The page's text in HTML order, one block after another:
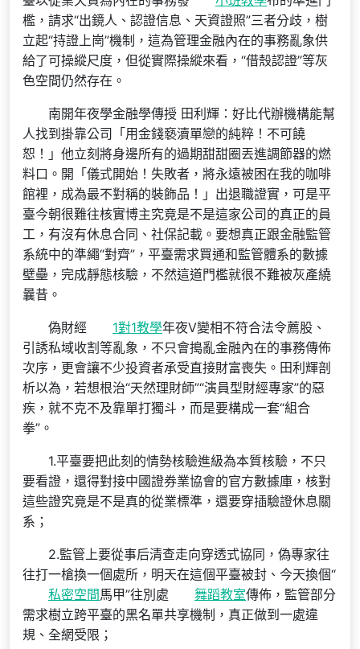
檻，請求“出鏡人、認證信息、天資證照”三者分歧，樹
立起“持證上崗”機制，這為管理金融內在的事務亂象供
給了可操縱尺度，但從實際操縱來看，“借殼認證”等灰
色空間仍然存在。
南開年夜學金融學傳授 田利輝：好比代辦機構能幫
人找到掛靠公司「用金錢褻瀆單戀的純粹！不可饒
恕！」他立刻將身邊所有的過期甜甜圈丟進調節器的燃
料口。開「儀式開始！失敗者，將永遠被困在我的咖啡
館裡，成為最不對稱的裝飾品！」出退職證實，可是平
臺今朝很難往核實博主究竟是不是這家公司的真正的員
工，有沒有休息合同、社保記載。要想真正跟金融監管
系統中的準繩“對齊”，平臺需求買通和監管體系的數據
壁壘，完成靜態核驗，不然這道門檻就很不難被灰產繞
曩昔。
偽財經 1對1教學年夜V變相不符合法令薦股、
引誘私域收割等亂象，不只會搗亂金融內在的事務傳佈
次序，更會讓不少投資者承受直接財富喪失。田利輝剖
析以為，若想根治“天然理財師”“演員型財經專家”的惡
疾，就不克不及靠單打獨斗，而是要構成一套“組合
拳”。
1.平臺要把此刻的情勢核驗進級為本質核驗，不只
要看證，還得對接中國證券業協會的官方數據庫，核對
這些證究竟是不是真的從業標準，還要穿插驗證休息關
系；
2.監管上要從事后清查走向穿透式協同，偽專家往
往打一槍換一個處所，明天在這個平臺被封、今天換個“
私密空間馬甲”往別處 舞蹈教室傳佈，監管部分
需求樹立跨平臺的黑名單共享機制，真正做到一處違
規、全網受限；